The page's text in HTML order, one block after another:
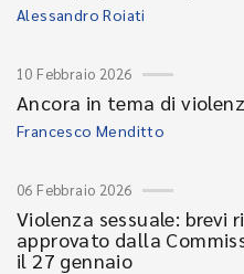
Alessandro Roiati
10 Febbraio 2026
Ancora in tema di
Francesco Menditto
06 Febbraio 2026
Violenza sessuale: brevi
approvato dalla
il 27 gennaio